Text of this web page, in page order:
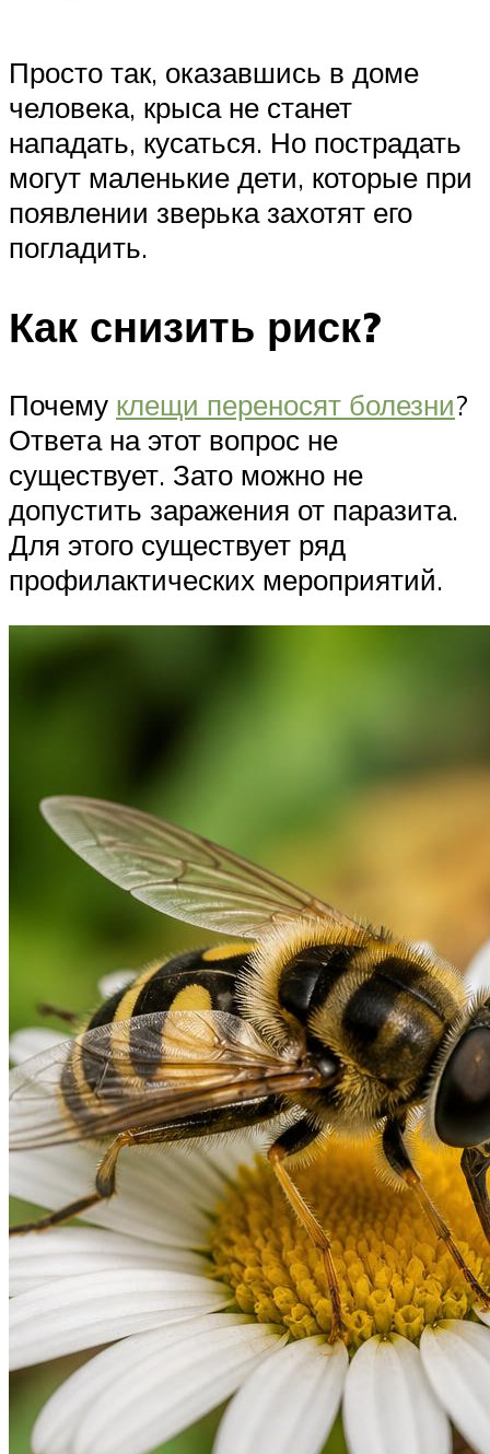
Просто так, оказавшись в доме
человека, крыса не станет
нападать, кусаться. Но пострадать
могут маленькие дети, которые при
появлении зверька захотят его
погладить.
Как снизить риск?
Почему клещи переносят болезни?
Ответа на этот вопрос не
существует. Зато можно не
допустить заражения от паразита.
Для этого существует ряд
профилактических мероприятий.